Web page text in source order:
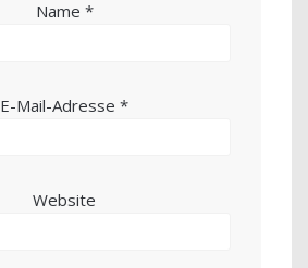
Name *
E-Mail-Adresse *
Website